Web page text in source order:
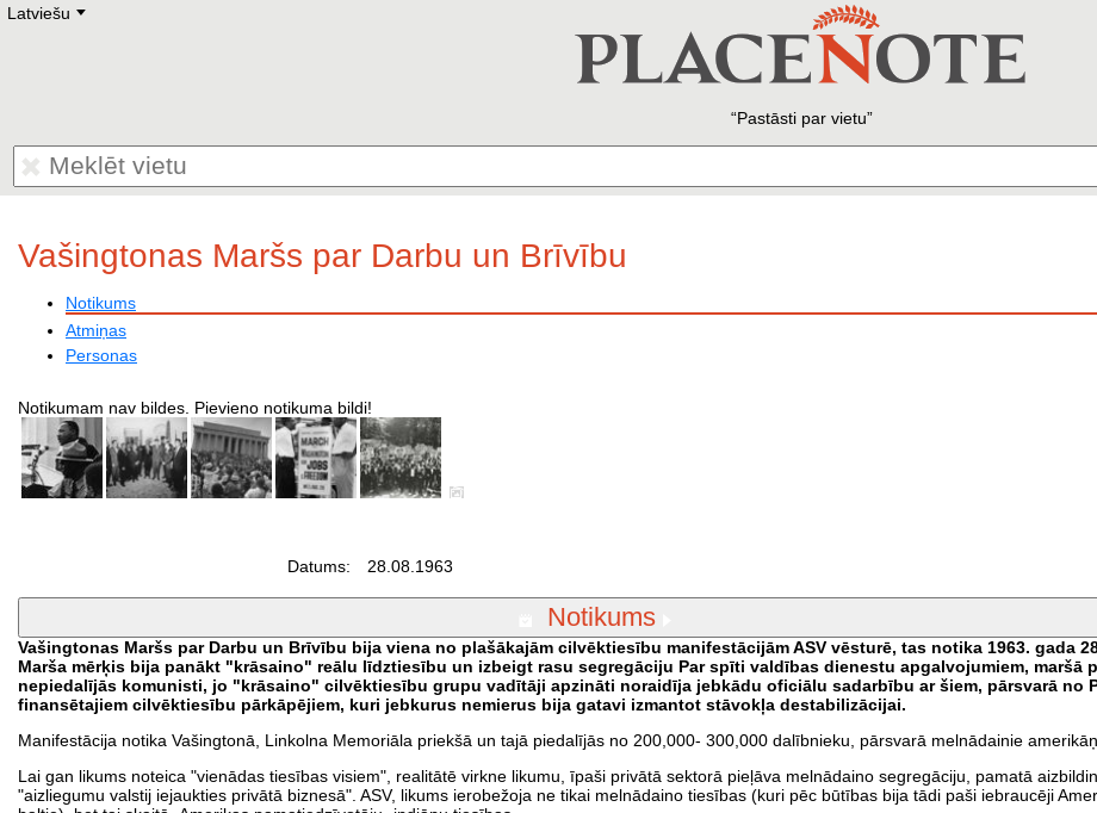
Latviešu E
Deutsch
Polski
Hebrew
Eestikeelne
Pastāsti par vietu
Vašingtonas Maršs par Darbu un Brīvību
Notikums
Atmiņas
Personas
Notikumam nav bildes. Pievieno notikuma bildi!
Datums:
28.08.1963
Notikums
Vašingtonas Maršs par Darbu un Brīvību bija viena no plašākajām cilvēktiesību manifestācijām ASV vēsturē, tas notika 1963. gada
Marša mērķis bija panākt "krāsaino" reālu līdztiesību un izbeigt rasu segregāciju Par spīti valdības dienestu apgalvojumiem, maršā
nepiedalījās komunisti, jo "krāsaino" cilvēktiesību grupu vadītāji apzināti noraidīja jebkādu oficiālu sadarbību ar šiem, pārsvarā no
finansētajiem cilvēktiesību pārkāpējiem, kuri jebkurus nemierus bija gatavi izmantot stāvokļa destabilizācijai.
Manifestācija notika Vašingtonā, Linkolna Memoriāla priekšā un tajā piedalījās no 200,000- 300,000 dalībnieku, pārsvarā melnādainie
Lai gan likums noteica "vienādas tiesības visiem", realitātē virkne likumu, īpaši privātā sektorā pieļāva melnādaino segregāciju, pamatā
"aizliegumu valstij iejaukties privātā biznesā". ASV, likums ierobežoja ne tikai melnādaino tiesības (kuri pēc būtības bija tādi paši iebraucēji